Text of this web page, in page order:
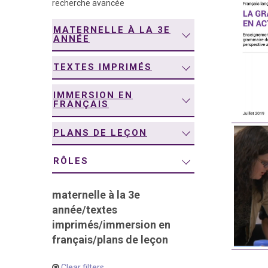
recherche avancée
MATERNELLE À LA 3E
ANNÉE
TEXTES IMPRIMÉS
IMMERSION EN
FRANÇAIS
PLANS DE LEÇON
RÔLES
maternelle à la 3e
année/textes
imprimés/immersion en
français/plans de leçon